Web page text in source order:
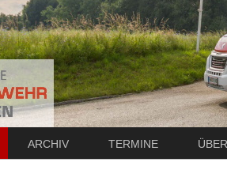
ARCHIV TERMINE